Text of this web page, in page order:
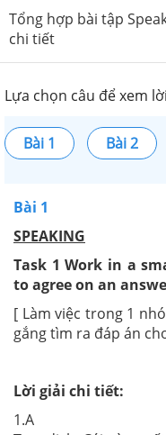
Tổng hợp bài tập
chi tiết
Lựa chọn câu để xem
Bài 1 Bài 2
Bài 1
SPEAKING
Task 1 Work in a
to agree on an
[ Làm việc trong 1
gắng tìm ra đáp án
Lời giải chi tiết:
1.A